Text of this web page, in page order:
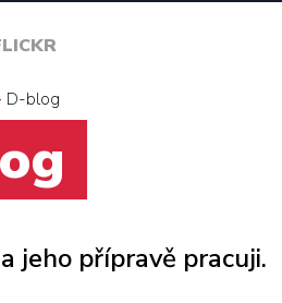
D-blog
jeho přípravě pracuji.